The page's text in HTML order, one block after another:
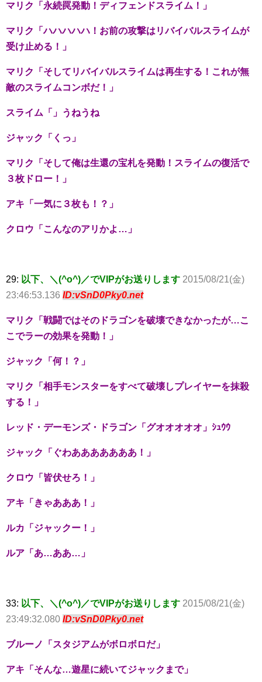
マリク「永続罠発動！ディフェンドスライム！」
マリク「ハハハハハ！お前の攻撃はリバイバルスライムが
受け止める！」
マリク「そしてリバイバルスライムは再生する！これが無
敵のスライムコンボだ！」
スライム「」うねうね
ジャック「くっ」
マリク「そして俺は生還の宝札を発動！スライムの復活で
３枚ドロー！」
アキ「一気に３枚も！？」
クロウ「こんなのアリかよ…」
29: 以下、＼(^o^)／でVIPがお送りします 2015/08/21(金)
23:46:53.136 ID:vSnD0Pky0.net
マリク「戦闘ではそのドラゴンを破壊できなかったが…こ
こでラーの効果を発動！」
ジャック「何！？」
マリク「相手モンスターをすべて破壊しプレイヤーを抹殺
する！」
レッド・デーモンズ・ドラゴン「グオオオオオ」ｼｭｳｳ
ジャック「ぐわあああああああ！」
クロウ「皆伏せろ！」
アキ「きゃあああ！」
ルカ「ジャックー！」
ルア「あ…ああ…」
33: 以下、＼(^o^)／でVIPがお送りします 2015/08/21(金)
23:49:32.080 ID:vSnD0Pky0.net
ブルーノ「スタジアムがボロボロだ」
アキ「そんな…遊星に続いてジャックまで」